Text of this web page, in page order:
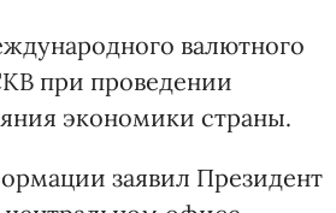
валютного
при проведении
экономики страны.
заявил Президент